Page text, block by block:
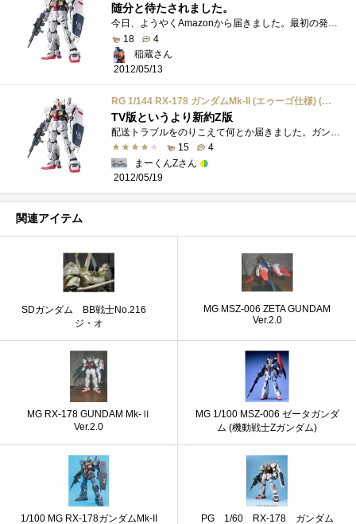
随分と待たされました。
今日、ようやくAmazonから届きました。最初の発売日は4月28日、そうです。ゴールデンウィークは、コイツを作り込むことに決めていたんです。そ�...
18
4
稲蔵さん
2012/05/13
RG 1/144 RX-178 ガンダムMk-II (エゥーゴ仕様) (機動戦士Zガンダム)
TV版というより新約Z版
15
4
まーくんZさん
2012/05/19
関連アイテム
SDガンダム BB戦士No.216
ジ・オ
MG MSZ-006 ZETA GUNDAM
Ver.2.0
MG RX-178 GUNDAM Mk-Ⅱ
Ver.2.0
MG 1/100 MSZ-006 ゼータガンダ
ム (機動戦士Zガンダム)
1/100 MG RX-178ガンダムMk-II
PG 1/60 RX-178 ガンダム